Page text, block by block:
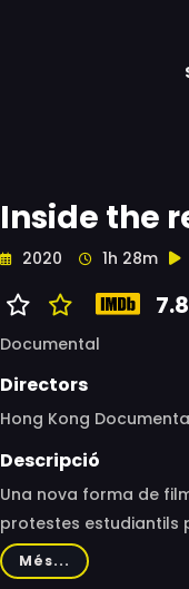
Inside the
2020 1h 28m
7.8
Documental
Directors
Hong Kong
Descripció
Una nova forma de
protestes estudiantils
Més...